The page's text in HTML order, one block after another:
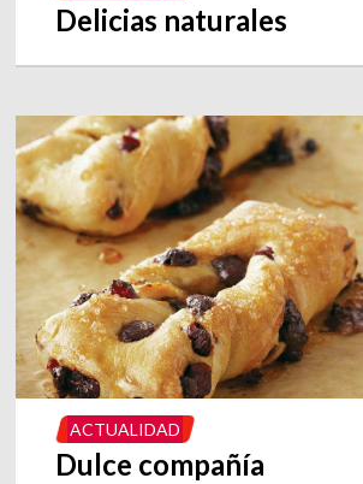
Delicias naturales
ACTUALIDAD
Dulce compañía